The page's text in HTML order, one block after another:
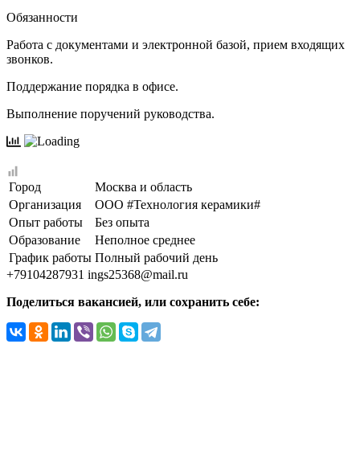
Обязанности
Работа с документами и электронной базой, прием входящих
звонков.
Поддержание порядка в офисе.
Выполнение поручений руководства.
Город
Москва и область
Организация
ООО #Технология керамики#
Опыт работы
Без опыта
Образование
Неполное среднее
График работы Полный рабочий день
+79104287931 ings25368@mail.ru
Поделиться вакансией, или сохранить себе: